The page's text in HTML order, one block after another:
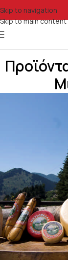
Skip to navigation
Skip to main content